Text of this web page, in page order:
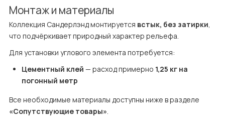
Монтаж и материалы
Коллекция Сандерлэнд монтируется встык, без затирки,
что подчёркивает природный характер рельефа.
Для установки углового элемента потребуется:
Цементный клей — расход примерно 1,25 кг на
погонный метр
«Сопутствующие товары».